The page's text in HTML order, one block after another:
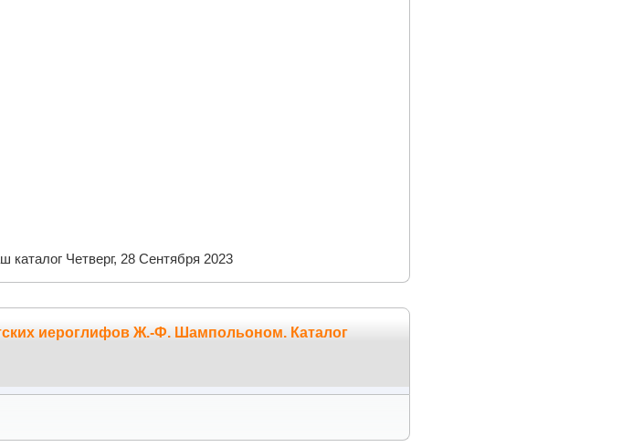
каталог Четверг, 28 Сентября 2023
иероглифов Ж.-Ф. Шампольоном. Каталог